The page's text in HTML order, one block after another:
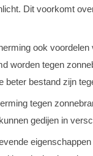
Dit voorkomt
ook
worden tegen
beter bestand zijn
tegen
gedijen in